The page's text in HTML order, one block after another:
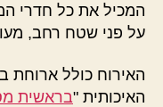
המכיל את כל חדרי
על פני שטח רחב,
האירוח כולל ארוחת
האיכותית "בראשית